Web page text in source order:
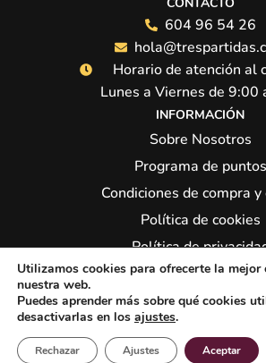
604 96 54 26
Horario de atención al
Lunes a Viernes de 9:00
INFORMACIÓN
Sobre Nosotros
Programa de puntos
Condiciones de compra
Política de cookies
Política de
Síguenos:
Utilizamos cookies para ofrecerte la mejor
nuestra web.
Puedes aprender más sobre qué cookies
desactivarlas en los ajustes.
Aceptar
Rechazar Ajustes